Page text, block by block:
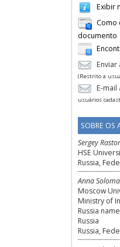
Exibir
Como
documento
Enviar
(Restrito a
E-
usuários
SOBRE OS
Sergey
HSE
Russia,
Anna
Moscow
Ministry of
Russia
Russia
Russia,